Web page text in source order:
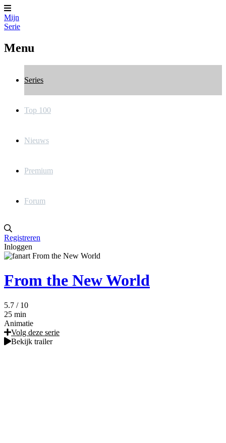
Mijn
Serie
Menu
Series
Top 100
Nieuws
Premium
Forum
Registreren
Inloggen
From the New World
5.7 / 10
25 min
Animatie
Volg deze serie
Bekijk trailer